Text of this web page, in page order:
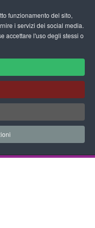
funzionamento del sito,
i servizi dei social media.
accettare l'uso degli stessi ofas
Vari
Schede
ancora.
da Colorare